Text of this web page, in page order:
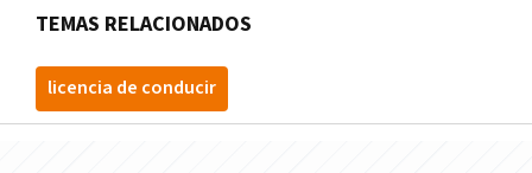
TEMAS RELACIONADOS
licencia de conducir